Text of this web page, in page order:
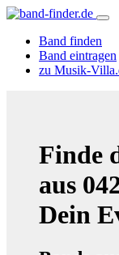
Band finden
Band eintragen
zu Musik-
Finde
aus
Dein